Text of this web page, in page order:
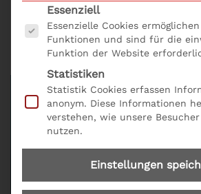
Das Seminar Kreditgeschäft:
buchen; bequem und einfach mit
Seminarformular online und der
Es folgt eine Liste der Service-
Essenziell
Essenzielle Cookies
Funktionen und sind für die
Funktion der Website
Statistiken
Statistik Cookies erfassen
anonym. Diese Informationen
verstehen, wie unsere
nutzen.
Einstellungen